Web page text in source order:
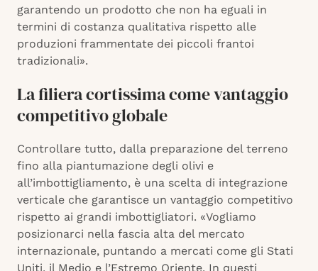
garantendo un prodotto che non ha eguali in
termini di costanza qualitativa rispetto alle
produzioni frammentate dei piccoli frantoi
tradizionali».
La filiera cortissima come vantaggio
competitivo globale
Controllare tutto, dalla preparazione del terreno
fino alla piantumazione degli olivi e
all’imbottigliamento, è una scelta di integrazione
verticale che garantisce un vantaggio competitivo
rispetto ai grandi imbottigliatori. «Vogliamo
posizionarci nella fascia alta del mercato
internazionale, puntando a mercati come gli Stati
Uniti, il Medio e l’Estremo Oriente. In questi